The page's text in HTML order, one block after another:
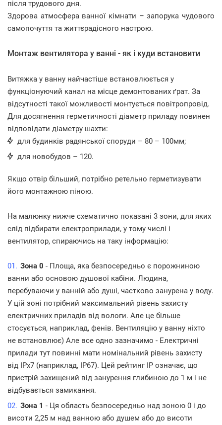
після трудового дня.
Здорова атмосфера ванної кімнати – запорука чудового
самопочуття та життєрадісного настрою.
Монтаж вентилятора у ванні - як і куди встановити
Витяжка у ванну найчастіше встановлюється у
функціонуючий канал на місце демонтованих ґрат. За
відсутності такої можливості монтується повітропровід.
Для досягнення герметичності діаметр приладу повинен
відповідати діаметру шахти:
для будинків радянської споруди – 80 – 100мм;
для новобудов – 120.
Якщо отвір більший, потрібно ретельно герметизувати
його монтажною піною.
На малюнку нижче схематично показані 3 зони, для яких
слід підбирати електроприлади, у тому числі і
вентилятор, спираючись на таку інформацію:
Зона 0 - Площа, яка безпосередньо є порожниною
ванни або основою душової кабіни. Людина,
перебуваючи у ванній або душі, частково занурена у воду.
У цій зоні потрібний максимальний рівень захисту
електричних приладів від вологи. Але це більше
стосується, наприклад, фенів. Вентиляцію у ванну ніхто
не встановлює) Але все одно зазначимо - Електричні
прилади тут повинні мати номінальний рівень захисту
від IPx7 (наприклад, IP67). Цей рейтинг IP означає, що
пристрій захищений від занурення глибиною до 1 м і не
відбувається замикання.
Зона 1 - Ця область безпосередньо над зоною 0 і до
висоти 2,25 м над ванною або душем або до висоти